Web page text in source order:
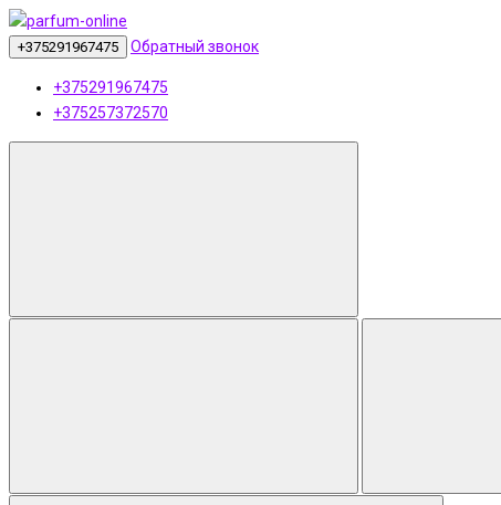
+375291967475 Обратный звонок
+375291967475
+375257372570